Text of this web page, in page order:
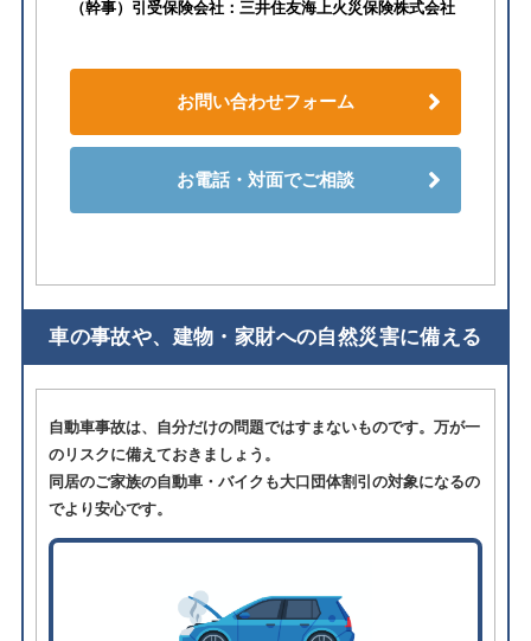
（幹事）引受保険会社：三井住友海上火災保険株式会社
お問い合わせフォーム
お電話・対面でご相談
車の事故や、建物・家財への自然災害に備える
自動車事故は、自分だけの問題ではすまないものです。万が一
のリスクに備えておきましょう。
同居のご家族の自動車・バイクも大口団体割引の対象になるの
でより安心です。